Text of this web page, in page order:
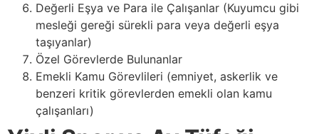
Değerli Eşya ve Para ile Çalışanlar (Kuyumcu gibi
mesleği gereği sürekli para veya değerli eşya
taşıyanlar)
Özel Görevlerde Bulunanlar
Emekli Kamu Görevlileri (emniyet, askerlik ve
benzeri kritik görevlerden emekli olan kamu
çalışanları)